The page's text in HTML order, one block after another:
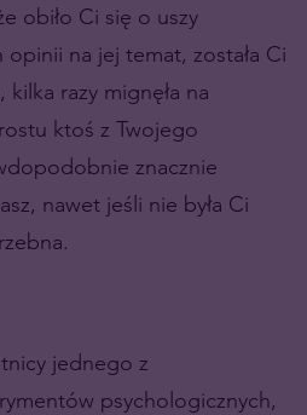
obiło Ci się o uszy
na jej temat, została Ci
razy mignęła na
ktoś z Twojego
znacznie
nawet jeśli nie była Ci
jednego z
psychologicznych,